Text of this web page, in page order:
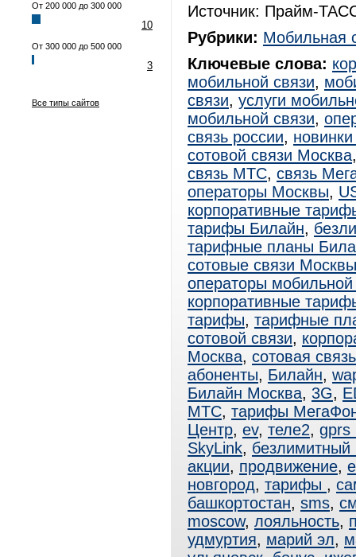
От 200 000 до 300 000
10
От 300 000 до 500 000
3
Все типы сайтов
Источник: Прайм-
Рубрики: Мобильная
Ключевые слова:
мобильной связи,
связи, услуги
мобильной связи,
связь россии,
сотовой связи Москва
связь МТС, связь
операторы Москвы,
корпоративные
тарифы Билайн,
тарифные планы
сотовые связи Москвы
операторы мобильной
корпоративные
тарифы, тарифные
сотовой связи,
Москва, сотовая
абоненты, Билайн,
Билайн Москва, 3G,
МТС, тарифы
Центр, ev, теле2, gprs
SkyLink, безлимитный
акции, продвижение,
новгород, тарифы ,
башкортостан, sms,
moscow, лояльность,
удмуртия, марий эл,